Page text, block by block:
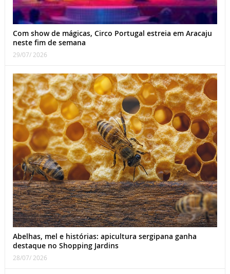
Com show de mágicas, Circo Portugal estreia em Aracaju
neste fim de semana
29/07/ 2026
Abelhas, mel e histórias: apicultura sergipana ganha
destaque no Shopping Jardins
28/07/ 2026